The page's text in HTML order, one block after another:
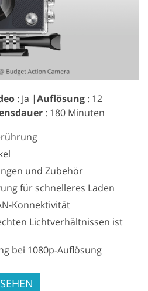
: Ja |Auflösung : 12
: 180 Minuten
und Zubehör
für schnelleres Laden
Konnektivität
Lichtverhältnissen ist
bei 1080p-Auflösung